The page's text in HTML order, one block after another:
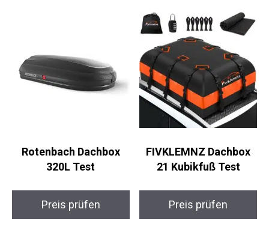
Rotenbach Dachbox
320L Test
Preis prüfen
FIVKLEMNZ Dachbox
21 Kubikfuß Test
Preis prüfen